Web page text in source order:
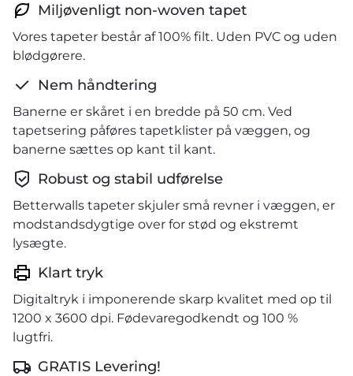
Miljøvenligt non-woven tapet
Vores tapeter består af 100% filt. Uden PVC og uden
blødgørere.
Nem håndtering
Banerne er skåret i en bredde på 50 cm. Ved
tapetsering påføres tapetklister på væggen, og
banerne sættes op kant til kant.
Robust og stabil udførelse
Betterwalls tapeter skjuler små revner i væggen, er
modstandsdygtige over for stød og ekstremt
lysægte.
Klart tryk
Digitaltryk i imponerende skarp kvalitet med op til
1200 x 3600 dpi. Fødevaregodkendt og 100 %
lugtfri.
GRATIS Levering!